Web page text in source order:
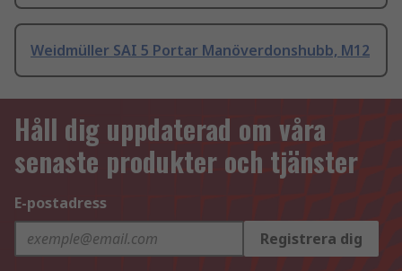
Weidmüller SAI 5 Portar Manöverdonshubb, M12
Håll dig uppdaterad om våra
senaste produkter och tjänster
E-postadress
Registrera dig